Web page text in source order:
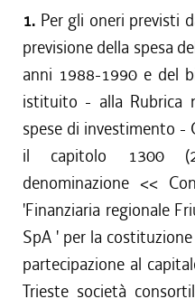
1. Per gli oneri previsti
previsione della spesa
anni 1988-1990 e del
istituito - alla Rubrica
spese di investimento -
il capitolo 1300
denominazione <<
'Finanziaria regionale
SpA ' per la
partecipazione al
Trieste società